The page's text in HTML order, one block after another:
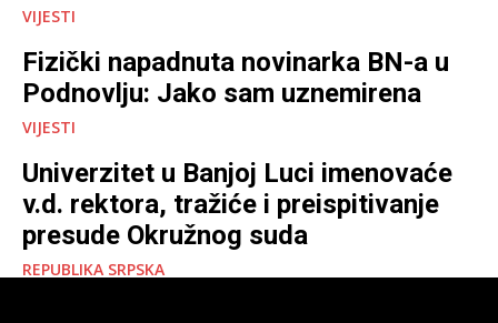
VIJESTI
Fizički napadnuta novinarka BN-a u
Podnovlju: Jako sam uznemirena
VIJESTI
Univerzitet u Banjoj Luci imenovaće
v.d. rektora, tražiće i preispitivanje
presude Okružnog suda
REPUBLIKA SRPSKA